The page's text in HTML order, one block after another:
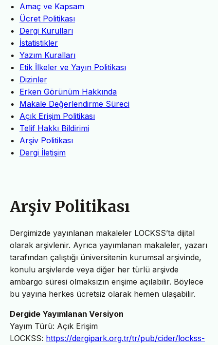
Amaç ve Kapsam
Ücret Politikası
Dergi Kurulları
İstatistikler
Yazım Kuralları
Etik İlkeler ve Yayın Politikası
Dizinler
Erken Görünüm Hakkında
Makale Değerlendirme Süreci
Açık Erişim Politikası
Telif Hakkı Bildirimi
Arşiv Politikası
Dergi İletişim
Arşiv Politikası
Dergimizde yayınlanan makaleler LOCKSS’ta dijital
olarak arşivlenir. Ayrıca yayımlanan makaleler, yazarı
tarafından çalıştığı üniversitenin kurumsal arşivinde,
konulu arşivlerde veya diğer her türlü arşivde
ambargo süresi olmaksızın erişime açılabilir. Böylece
bu yayına herkes ücretsiz olarak hemen ulaşabilir.
Dergide Yayımlanan Versiyon
Yayım Türü: Açık Erişim
LOCKSS: https://dergipark.org.tr/tr/pub/cider/lockss-